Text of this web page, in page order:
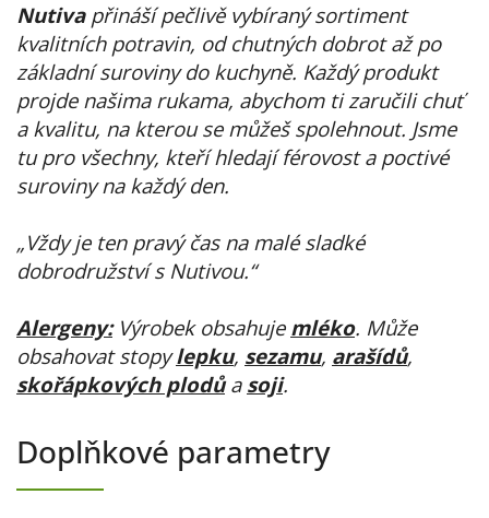
Nutivapřináší pečlivě vybíraný sortiment
kvalitních potravin, od chutných dobrot až po
základní suroviny do kuchyně. Každý produkt
projde našima rukama, abychom ti zaručili chuť
a kvalitu, na kterou se můžeš spolehnout. Jsme
tu pro všechny, kteří hledají férovost a poctivé
suroviny na každý den.
„Vždy je ten pravý čas na malé sladké
dobrodružství s Nutivou.“
Alergeny:Výrobek obsahuje mléko. Může
obsahovat stopylepku, sezamu, arašídů,
skořápkových plodůa soji.
Doplňkové parametry